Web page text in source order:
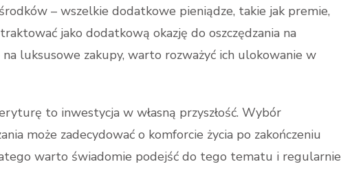
– wszelkie dodatkowe pieniądze, takie jak premie,
jako dodatkową okazję do oszczędzania na
luksusowe zakupy, warto rozważyć ich ulokowanie w
to inwestycja w własną przyszłość. Wybór
może zadecydować o komforcie życia po zakończeniu
warto świadomie podejść do tego tematu i regularnie